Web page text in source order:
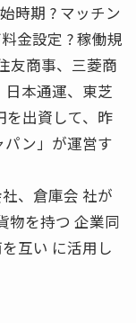
時期 ? マッチン
金設定 ? 稼働規
商事、三菱商
日本通運、東芝
を出資して、昨
パン」が運営す
、倉庫会 社が
物を持つ 企業同
互い に活用し